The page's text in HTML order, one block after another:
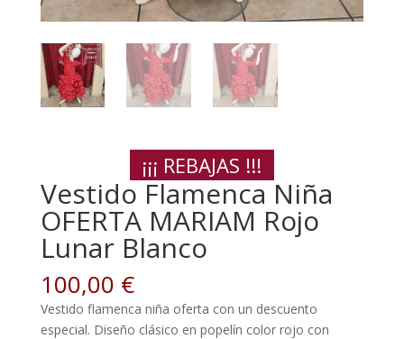
¡¡¡ REBAJAS !!!
Vestido Flamenca Niña
OFERTA MARIAM Rojo
Lunar Blanco
100,00 €
Vestido flamenca niña oferta con un descuento
especial. Diseño clásico en popelín color rojo con